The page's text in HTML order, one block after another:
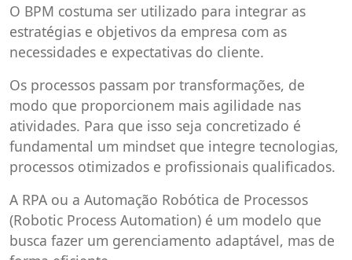
O BPM costuma ser utilizado para integrar as
estratégias e objetivos da empresa com as
necessidades e expectativas do cliente.
Os processos passam por transformações, de
modo que proporcionem mais agilidade nas
atividades. Para que isso seja concretizado é
fundamental um mindset que integre tecnologias,
processos otimizados e profissionais qualificados.
A RPA ou a Automação Robótica de Processos
(Robotic Process Automation) é um modelo que
busca fazer um gerenciamento adaptável, mas de